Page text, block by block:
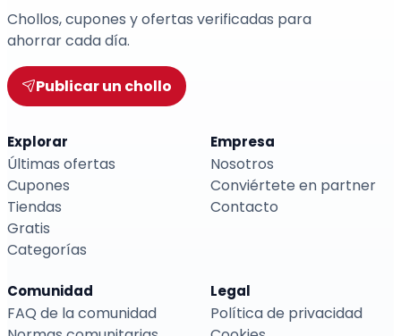
Chollos, cupones y ofertas verificadas para
ahorrar cada día.
Publicar un chollo
Explorar
Últimas ofertas
Cupones
Tiendas
Gratis
Categorías
Empresa
Nosotros
Conviértete en partner
Contacto
Comunidad
FAQ de la comunidad
Legal
Política de privacidad